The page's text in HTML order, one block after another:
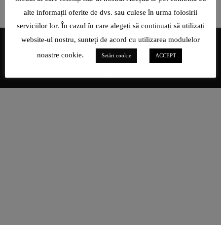
alte informații oferite de dvs. sau culese în urma folosirii
serviciilor lor. În cazul în care alegeți să continuați să utilizați
website-ul nostru, sunteți de acord cu utilizarea modulelor
noastre cookie.
Setări cookie ACCEPT